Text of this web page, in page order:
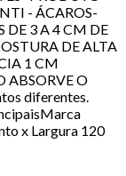
- ÁCAROS-
3 A 4 CM DE
DE ALTA
1 CM
ABSORVE O
diferentes.
x Largura 120